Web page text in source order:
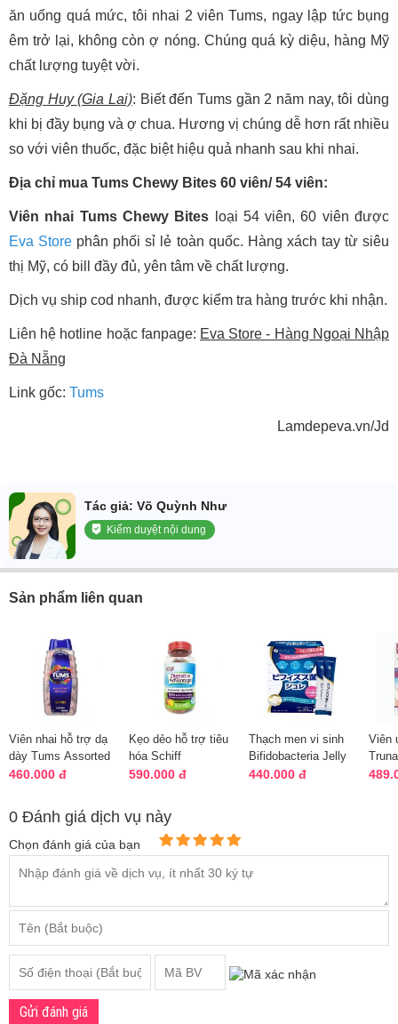
ăn uống quá mức, tôi nhai 2 viên Tums, ngay lập tức bụng
êm trở lại, không còn ợ nóng. Chúng quá kỳ diệu, hàng Mỹ
chất lượng tuyệt vời.
Đặng Huy (Gia Lai): Biết đến Tums gần 2 năm nay, tôi dùng
khi bị đầy bụng và ợ chua. Hương vị chúng dễ hơn rất nhiều
so với viên thuốc, đặc biệt hiệu quả nhanh sau khi nhai.
Địa chỉ mua Tums Chewy Bites 60 viên/ 54 viên:
Viên nhai Tums Chewy Bites loại 54 viên, 60 viên được
Eva Store phân phối sỉ lẻ toàn quốc. Hàng xách tay từ siêu
thị Mỹ, có bill đầy đủ, yên tâm về chất lượng.
Dịch vụ ship cod nhanh, được kiểm tra hàng trước khi nhận.
Liên hệ hotline hoặc fanpage: Eva Store - Hàng Ngoại Nhập
Đà Nẵng
Link gốc: Tums
Lamdepeva.vn/Jd
Tác giả: Võ Quỳnh Như
Kiểm duyệt nội dung
Sản phẩm liên quan
Viên nhai hỗ trợ dạ
dày Tums Assorted
Berries 265 viên
460.000 đ
Kẹo dẻo hỗ trợ tiêu
hóa Schiff
Digestive
Probiotic...
590.000 đ
Thạch men vi sinh
Bifidobacteria Jelly
20 gói Nhật Bản
440.000 đ
Viên
hỗ
0 Đánh giá dịch vụ này
Chọn đánh giá của bạn
Gửi đánh giá